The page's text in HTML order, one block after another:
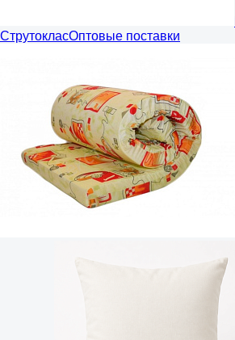
СтрутокласОптовые поставки